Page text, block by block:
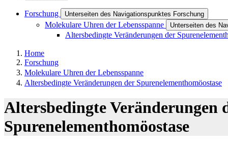
Forschung Unterseiten des Navigationspunktes Forschung
Molekulare Uhren der Lebensspanne Unterseiten des
Altersbedingte Veränderungen der
Home
Forschung
Molekulare Uhren der Lebensspanne
Altersbedingte Veränderungen der Spurenelementhomöostase
Altersbedingte Veränderungen
Spurenelementhomöostase